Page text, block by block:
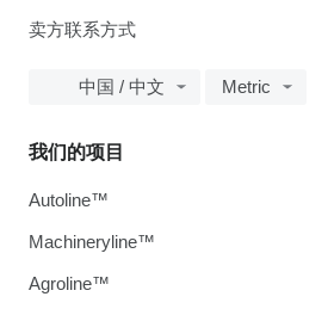
卖方联系方式
中国 / 中文 Metric
我们的项目
Autoline™
Machineryline™
Agroline™